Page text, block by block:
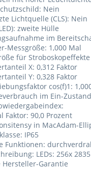
Nein
Lichtquelle (CLS): Nein
zweite Hülle
im
Messgröße: 1,000 Mal
für Stroboskopeffekte
X: 0,312 Faktor
Y: 0,328 Faktor
cos(f)1:
im Ein-
Faktor: 90,0 Prozent
in MacAdam-
IP65
Funktionen:
LEDs: 256x
Hersteller-Garantie